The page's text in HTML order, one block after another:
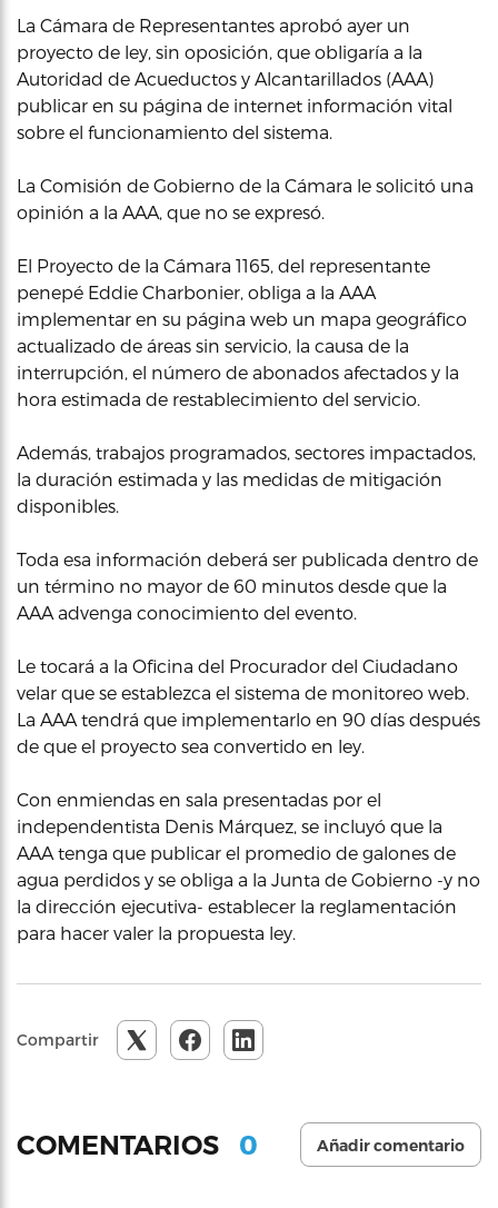
La Cámara de Representantes aprobó ayer un
proyecto de ley, sin oposición, que obligaría a la
Autoridad de Acueductos y Alcantarillados (AAA)
publicar en su página de internet información vital
sobre el funcionamiento del sistema.
La Comisión de Gobierno de la Cámara le solicitó una
opinión a la AAA, que no se expresó.
El Proyecto de la Cámara 1165, del representante
penepé Eddie Charbonier, obliga a la AAA
implementar en su página web un mapa geográfico
actualizado de áreas sin servicio, la causa de la
interrupción, el número de abonados afectados y la
hora estimada de restablecimiento del servicio.
Además, trabajos programados, sectores impactados,
la duración estimada y las medidas de mitigación
disponibles.
Toda esa información deberá ser publicada dentro de
un término no mayor de 60 minutos desde que la
AAA advenga conocimiento del evento.
Le tocará a la Oficina del Procurador del Ciudadano
velar que se establezca el sistema de monitoreo web.
La AAA tendrá que implementarlo en 90 días después
de que el proyecto sea convertido en ley.
Con enmiendas en sala presentadas por el
independentista Denis Márquez, se incluyó que la
AAA tenga que publicar el promedio de galones de
agua perdidos y se obliga a la Junta de Gobierno -y no
la dirección ejecutiva- establecer la reglamentación
para hacer valer la propuesta ley.
Compartir
COMENTARIOS 0 Añadir comentario